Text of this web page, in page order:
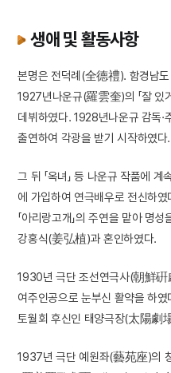
생애 및 활동사항
본명은 전덕례(全德禮). 함경남도
1927년나운규(羅雲奎)의 「잘 있
데뷔하였다. 1928년나운규 감독·
출연하여 각광을 받기 시작하였다.
그 뒤 「옥녀」 등 나운규 작품에
에 가입하여 연극배우로 전신하
「아리랑고개」의 주연을 맡아 명
강홍식(姜弘植)과 혼인하였다.
1930년 극단 조선연극사(朝鮮硏
여주인공으로 눈부신 활약을 하
토월회 후신인 태양극장(太陽劇
1937년 극단 예원좌(藝苑座)의